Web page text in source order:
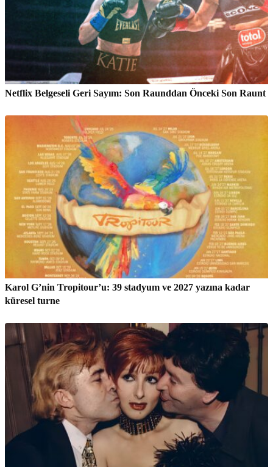
Netflix Belgeseli Geri Sayım: Son Raunddan Önceki Son Raunt
Karol G’nin Tropitour’u: 39 stadyum ve 2027 yazına kadar
küresel turne